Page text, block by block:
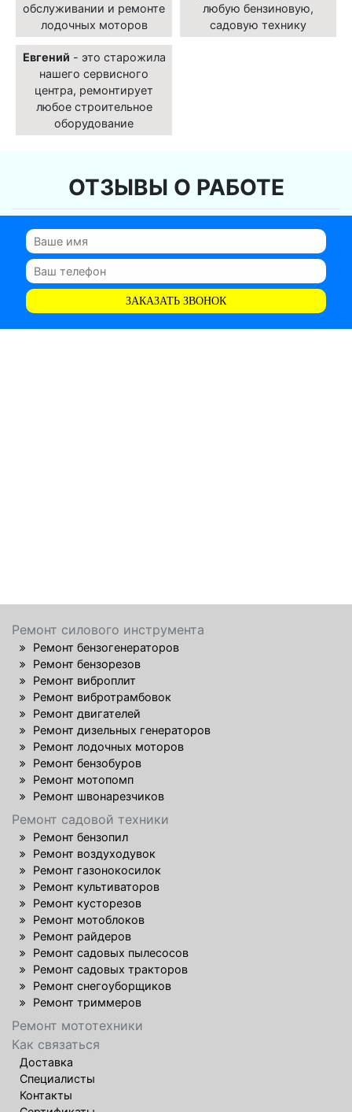
обслуживании и ремонте
лодочных моторов
любую бензиновую,
садовую технику
Евгений - это старожила
нашего сервисного
центра, ремонтирует
любое строительное
оборудование
ОТЗЫВЫ О РАБОТЕ
ЗАКАЗАТЬ ЗВОНОК
Ремонт силового инструмента
Ремонт бензогенераторов
Ремонт бензорезов
Ремонт виброплит
Ремонт вибротрамбовок
Ремонт двигателей
Ремонт дизельных генераторов
Ремонт лодочных моторов
Ремонт бензобуров
Ремонт мотопомп
Ремонт швонарезчиков
Ремонт садовой техники
Ремонт бензопил
Ремонт воздуходувок
Ремонт газонокосилок
Ремонт культиваторов
Ремонт кусторезов
Ремонт мотоблоков
Ремонт райдеров
Ремонт садовых пылесосов
Ремонт садовых тракторов
Ремонт снегоуборщиков
Ремонт триммеров
Ремонт мототехники
Как связаться
Доставка
Специалисты
Контакты